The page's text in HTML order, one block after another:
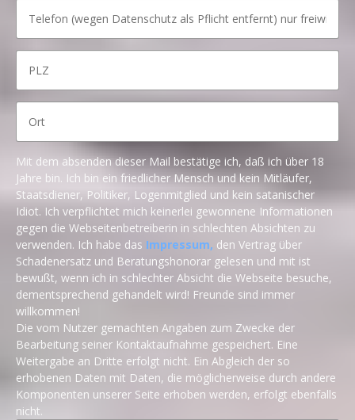
Mit dem absenden dieser Mail bestätige ich, daß ich über 18
Jahre bin. Ich bin ein friedlicher Mensch und kein Mitläufer,
Staatsdiener, Politiker, Logenmitglied und kein satanischer
Idiot. Ich verpflichtet mich keinerlei gewonnene Informationen
gegen die Webseitenbetreiberin in schlechten Absichten zu
verwenden. Ich habe das Impressum, den Vertrag über
Schadenersatz und Beratungshonorar gelesen und mit ist
bewußt, wenn ich in schlechter Absicht die Webseite besuche,
dementsprechend gehandelt wird! Freunde sind immer
willkommen!
Die vom Nutzer gemachten Angaben zum Zwecke der
Bearbeitung seiner Kontaktaufnahme gespeichert. Eine
Weitergabe an Dritte erfolgt nicht. Ein Abgleich der so
erhobenen Daten mit Daten, die möglicherweise durch andere
Komponenten unserer Seite erhoben werden, erfolgt ebenfalls
nicht.